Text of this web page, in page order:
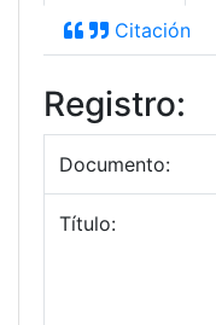
Citación
Registro:
Documento:
Título: